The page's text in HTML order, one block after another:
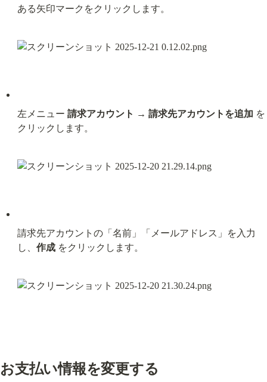
ある矢印マークをクリックします。
左メニュー 請求アカウント → 請求先アカウントを追加 を
クリックします。
請求先アカウントの「名前」「メールアドレス」を入力
し、 作成 をクリックします。
お支払い情報を変更する